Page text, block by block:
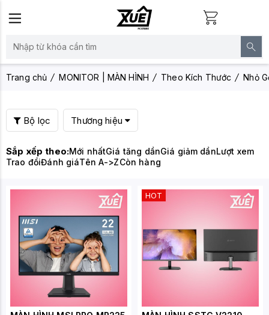
Trang chủ MONITOR | MÀN HÌNH Theo Kích Thước Nhỏ
Bộ lọc Thương hiệu
Sắp xếp theo:Mới nhấtGiá tăng dầnGiá giảm dầnLượt xem
Trao đổiĐánh giáTên A->ZCòn hàng
HOT